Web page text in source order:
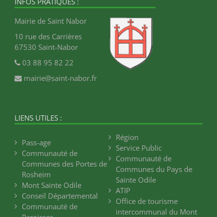
Mairie de Saint Nabor
10 rue des Carrières
67530 Saint-Nabor
03 88 95 82 22
mairie@saint-nabor.fr
LIENS UTILES :
Pass-age
Communauté de
Communes des Portes de
Rosheim
Mont Sainte Odile
Conseil Départemental
Communauté de
Région
Service Public
Communauté de
Communes du Pays de
Sainte Odile
ATIP
Office de tourisme
intercommunal du Mont